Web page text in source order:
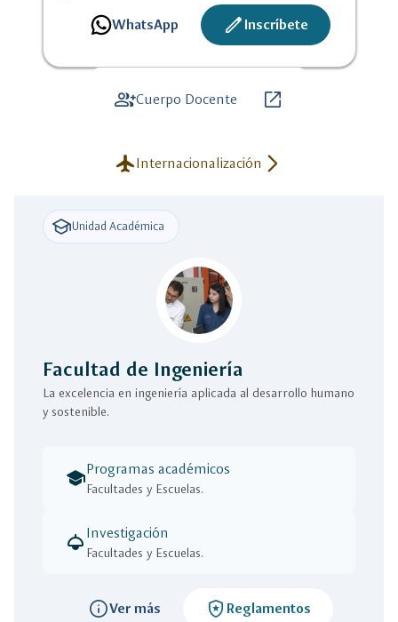
WhatsApp
create Inscríbete
group_addCuerpo Docente open_in_new
flightInternacionalización arrow_forward_ios
schoolUnidad Académica
Facultad de Ingeniería
La excelencia en ingeniería aplicada al desarrollo humano
y sostenible.
schoolFacultades y Escuelas.
Programas académicos
light Facultades y Escuelas.
Investigación
infoVer más local_police Reglamentos